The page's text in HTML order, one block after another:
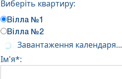
Виберіть квартиру:
Вілла №1
Вілла №2
Завантаження календаря...
Ім'я*: